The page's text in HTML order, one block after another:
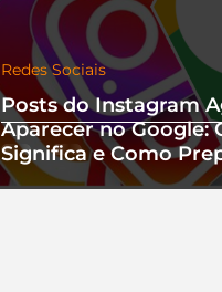
Posts do Instagram
Aparecer no Google:
Significa e Como
Perfil
Redes Sociais